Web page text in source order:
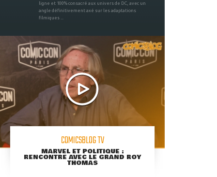
ligne et 100% consacré aux univers de DC, avec un
angle définitivement axé sur les adaptations
filmiques ...
COMICSBLOG TV
MARVEL ET POLITIQUE :
RENCONTRE AVEC LE GRAND ROY
THOMAS